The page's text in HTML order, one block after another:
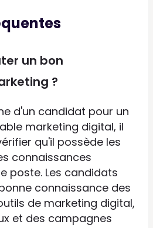
un bon
?
d'un candidat pour un
marketing digital, il
qu'il possède les
connaissances
poste. Les candidats
connaissance des
de marketing digital,
et des campagnes